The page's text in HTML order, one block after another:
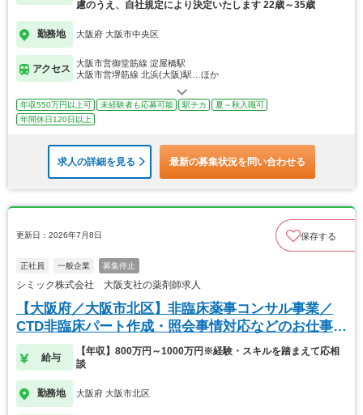
慮のうえ、自社規定により決定いたします 22歳～35歳
勤務地 大阪府 大阪市中央区
アクセス
大阪市営御堂筋線 淀屋橋駅
大阪市営堺筋線 北浜(大阪)駅…ほか
年収550万円以上可 未経験者も応募可能 駅チカ
夏～秋入職可
年間休日120日以上
求人の詳細を見る 最新の募集状況を問い合わせる
更新日：2026年7月8日 保存する
正社員 一般企業 募集停止
シミック株式会社 大阪支社の薬剤師求人
【大阪府／大阪市北区】非臨床薬事コンサル事業／
CTD非臨床パート作成・照会事情対応などのお仕事で
す！
給与
【年収】800万円～1000万円※経験・スキルを踏まえて応相
談
勤務地 大阪府 大阪市北区